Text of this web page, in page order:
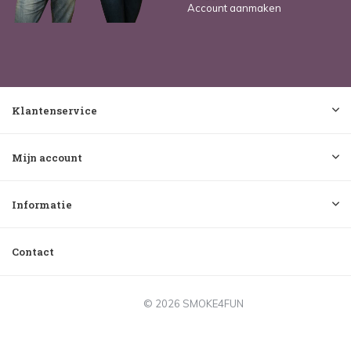
Account aanmaken
Klantenservice
Mijn account
Informatie
Contact
© 2026 SMOKE4FUN